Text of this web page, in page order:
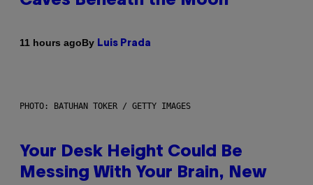
11 hours agoBy Luis Prada
PHOTO: BATUHAN TOKER / GETTY IMAGES
Your Desk Height Could Be
Messing With Your Brain, New